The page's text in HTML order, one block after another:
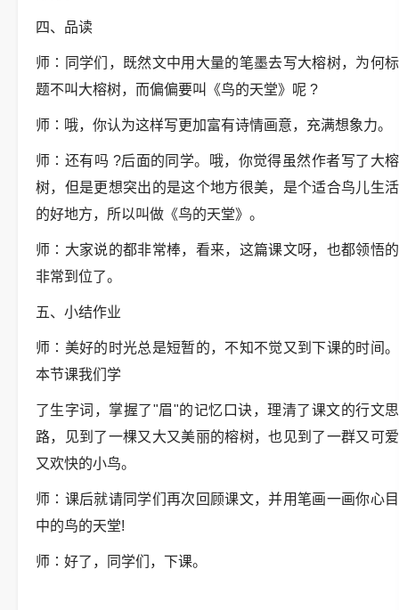
四、品读
师∶同学们，既然文中用大量的笔墨去写大榕树，为何标
题不叫大榕树，而偏偏要叫《鸟的天堂》呢 ?
师∶哦，你认为这样写更加富有诗情画意，充满想象力。
师∶还有吗 ?后面的同学。哦，你觉得虽然作者写了大榕
树，但是更想突出的是这个地方很美，是个适合鸟儿生活
的好地方，所以叫做《鸟的天堂》。
师∶大家说的都非常棒，看来，这篇课文呀，也都领悟的
非常到位了。
五、小结作业
师∶美好的时光总是短暂的，不知不觉又到下课的时间。
本节课我们学
了生字词，掌握了"眉"的记忆口诀，理清了课文的行文思
路，见到了一棵又大又美丽的榕树，也见到了一群又可爱
又欢快的小鸟。
师∶课后就请同学们再次回顾课文，并用笔画一画你心目
中的鸟的天堂!
师∶好了，同学们，下课。